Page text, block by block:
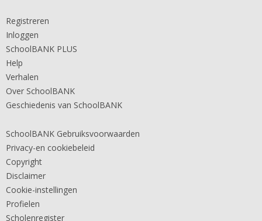
Registreren
Inloggen
SchoolBANK PLUS
Help
Verhalen
Over SchoolBANK
Geschiedenis van SchoolBANK
SchoolBANK Gebruiksvoorwaarden
Privacy-en cookiebeleid
Copyright
Disclaimer
Cookie-instellingen
Profielen
Scholenregister